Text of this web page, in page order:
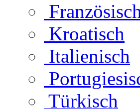
Kroatisch
Italienisch
Türkisch